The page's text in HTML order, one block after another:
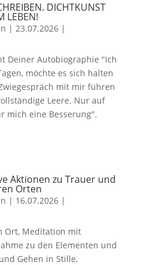
DICHTKUNST
LEBEN!
| 23.07.2026|
Deiner Autobiographie "Ich
möchte es sich halten
mit mir führen
Leere. Nur auf
mich eine Besserung".
Aktionen zu Trauer und
Orten
| 16.07.2026|
Ort, Meditation mit
zu den Elementen und
Gehen in Stille,